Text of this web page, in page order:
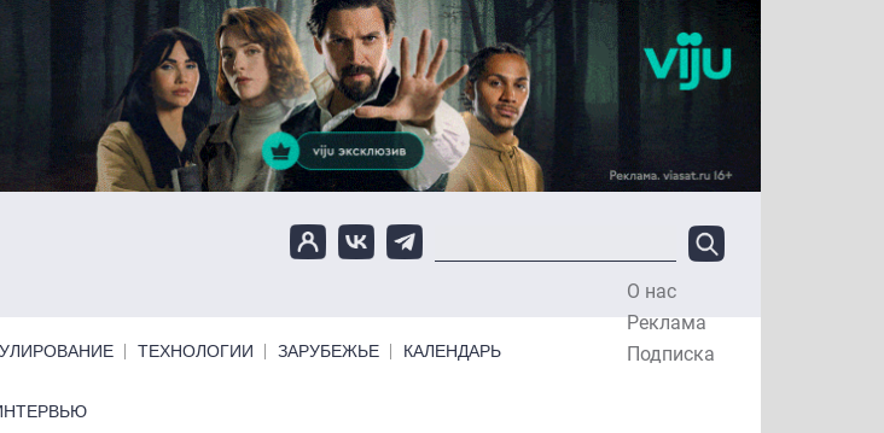
О нас
Реклама
Подписка
ТЕХНОЛОГИИ ЗАРУБЕЖЬЕ КАЛЕНДАРЬ